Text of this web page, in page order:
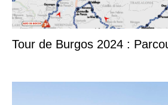
Tour de Burgos 2024 :